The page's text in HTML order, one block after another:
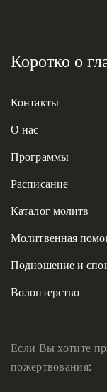
Коротко о
Контакты
О нас
Программы
Расписание
Каталог молитв
Молитвенная
Подношение и
Волонтерство
Если Вы хотите
пожертвования: